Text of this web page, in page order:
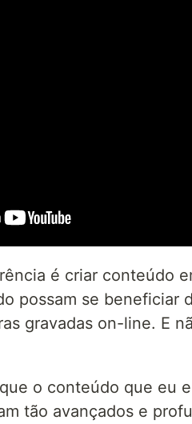
é criar conteúdo
possam se beneficiar
gravadas on-line. E
o conteúdo que eu
tão avançados e